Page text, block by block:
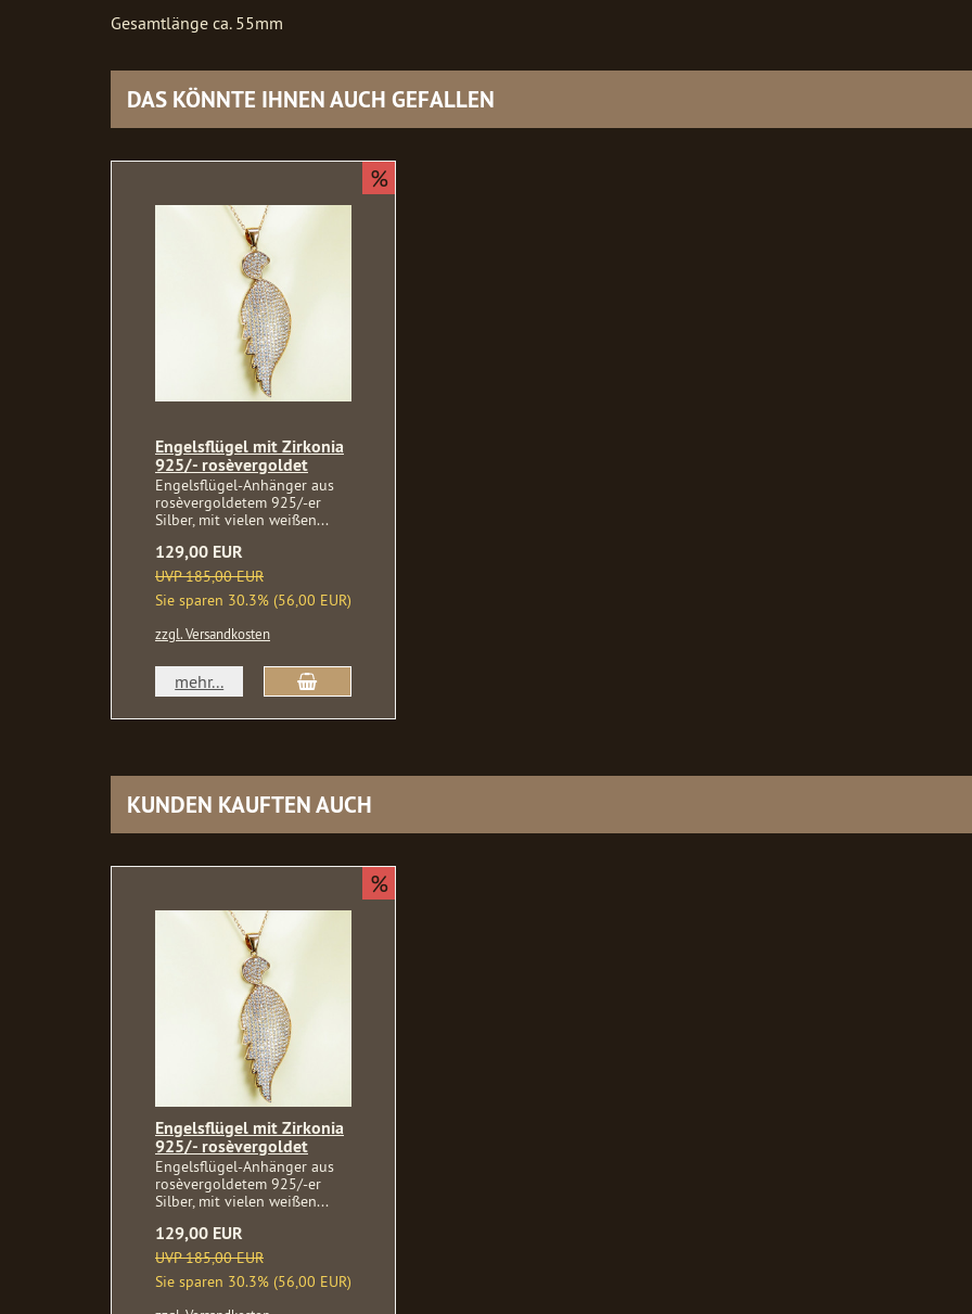
Gesamtlänge ca. 55mm
DAS KÖNNTE IHNEN AUCH GEFALLEN
Engelsflügel mit Zirkonia
925/- rosèvergoldet
Engelsflügel-Anhänger aus
rosèvergoldetem 925/-er
Silber, mit vielen weißen...
129,00 EUR
UVP 185,00 EUR
Sie sparen 30.3% (56,00 EUR)
zzgl. Versandkosten
mehr... In den Warenkorb
%
KUNDEN KAUFTEN AUCH
Engelsflügel mit Zirkonia
925/- rosèvergoldet
Engelsflügel-Anhänger aus
rosèvergoldetem 925/-er
Silber, mit vielen weißen...
129,00 EUR
UVP 185,00 EUR
Sie sparen 30.3% (56,00 EUR)
%